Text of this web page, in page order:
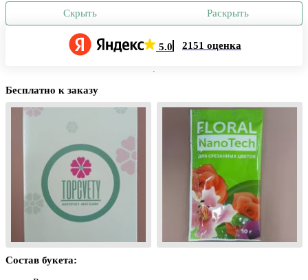
Скрыть Раскрыть
5.0 2151 оценка
Бесплатно к заказу
Состав букета: